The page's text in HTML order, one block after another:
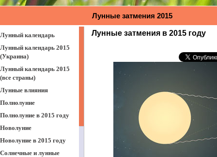
Лунные затмения 2015
Лунные затмения в 2015 году
Лунный календарь
Лунный календарь 2015
(Украина)
Лунный календарь 2015
(все страны)
Лунные влияния
Полнолуние
Полнолуние в 2015 году
Новолуние
Новолуние в 2015 году
Солнечные и лунные